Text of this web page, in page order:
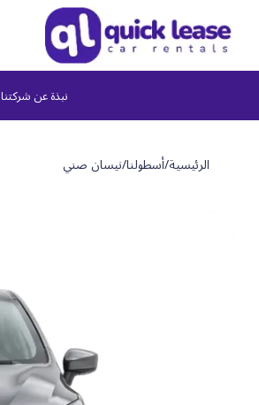
نبذة عن شركتنا
الرئيسية/أسطولنا/نيسان صني